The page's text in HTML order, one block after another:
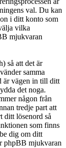
val. Du kan
i ditt konto som
vilka
mjukvaran
så att det är
samma
är vägen in till ditt
det noga.
någon från
tredje part att
ditt lösenord så
som finns
dig om ditt
phpBB mjukvaran